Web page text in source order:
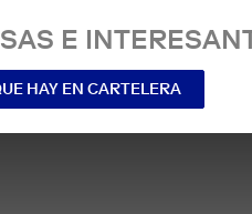
E
HAY EN CARTELERA